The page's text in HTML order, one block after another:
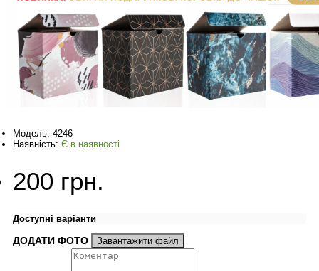
Модель: 4246
Наявність: Є в наявності
200 грн.
Доступні варіанти
ДОДАТИ ФОТО Завантажити файл